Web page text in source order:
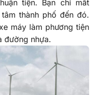
tiện. Bạn chỉ mất
thành phố đến đó.
máy làm phương tiện
đường nhựa.